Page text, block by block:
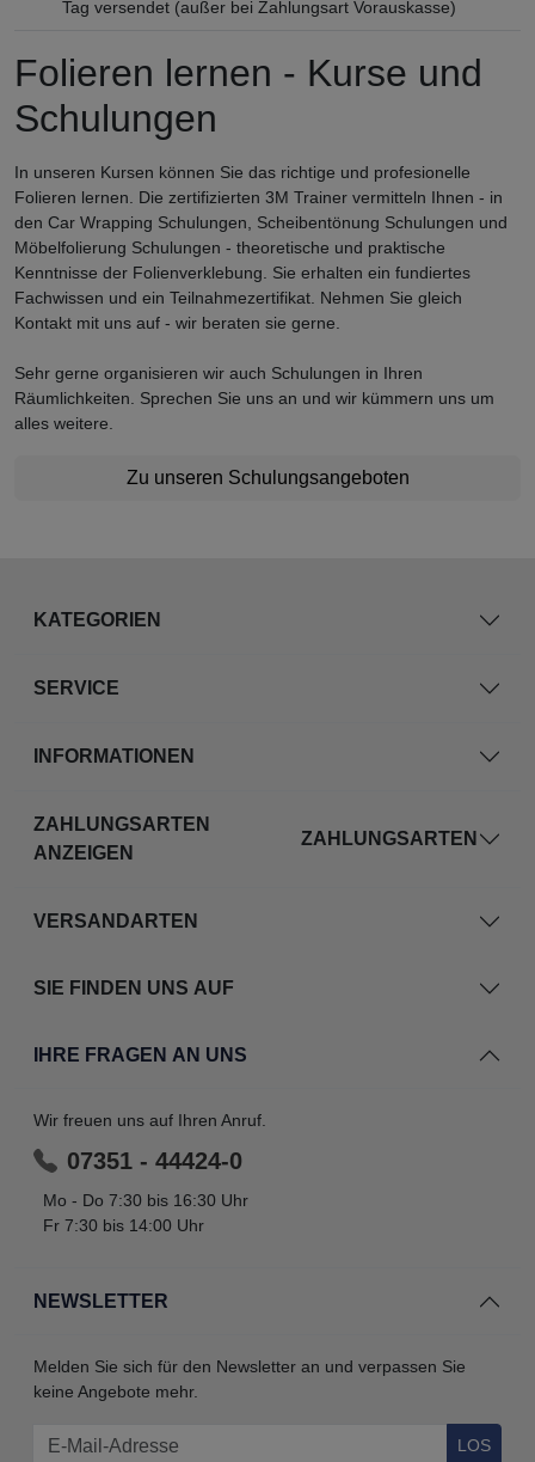
Tag versendet (außer bei Zahlungsart Vorauskasse)
Folieren lernen - Kurse und
Schulungen
In unseren Kursen können Sie das richtige und profesionelle
Folieren lernen. Die zertifizierten 3M Trainer vermitteln Ihnen - in
den Car Wrapping Schulungen, Scheibentönung Schulungen und
Möbelfolierung Schulungen - theoretische und praktische
Kenntnisse der Folienverklebung. Sie erhalten ein fundiertes
Fachwissen und ein Teilnahmezertifikat. Nehmen Sie gleich
Kontakt mit uns auf - wir beraten sie gerne.
Sehr gerne organisieren wir auch Schulungen in Ihren
Räumlichkeiten. Sprechen Sie uns an und wir kümmern uns um
alles weitere.
Zu unseren Schulungsangeboten
KATEGORIEN
SERVICE
INFORMATIONEN
NEWSLETTER
Melden Sie sich für den Newsletter an und verpassen Sie
keine Angebote mehr.
LOS
ZAHLUNGSARTEN
ANZEIGEN
ZAHLUNGSARTEN
VERSANDARTEN
SIE FINDEN UNS AUF
IHRE FRAGEN AN UNS
Wir freuen uns auf Ihren Anruf.
07351 - 44424-0
Mo - Do 7:30 bis 16:30 Uhr
Fr 7:30 bis 14:00 Uhr